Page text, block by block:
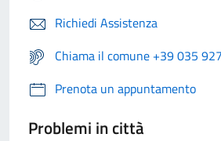
Richiedi Assistenza
Chiama il comune +39 035
Prenota un appuntamento
Problemi in città